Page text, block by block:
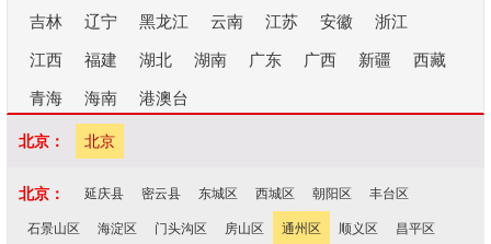
吉林 辽宁 黑龙江 云南 江苏 安徽 浙江
江西 福建 湖北 湖南 广东 广西 新疆 西藏
青海 海南 港澳台
北京： 北京
北京： 延庆县 密云县 东城区 西城区 朝阳区 丰台区
石景山区 海淀区 门头沟区 房山区 通州区 顺义区 昌平区